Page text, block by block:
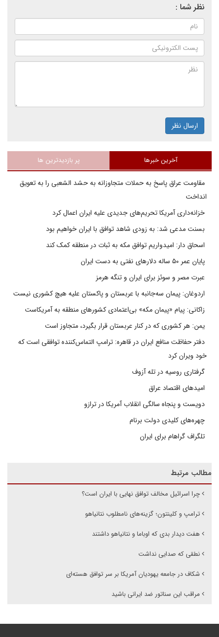
نظر شما :
ارسال نظر
آخرین خبرها پر بازدیدترین ها
مقاومت عراق پاسخ به حملات متجاوزانه به حشد الشعبی را به تعویق
انداخت
خزانه‌داری آمریکا تحریم‌های جدیدی علیه ایران اعمال کرد
بسنت مدعی شد: به زودی شاهد توافق با ایران خواهیم بود
اسحاق دار: امیدواریم توافق مکه به ثبات در منطقه کمک کند
پایان عمر ۵۰ ساله دلارهای نفتی به دست ایران
عبرت مصر و سوئز برای ایران و تنگه هرمز
اردوغان: پیمان سه‌جانبه با عربستان و پاکستان علیه هیچ کشوری نیست
زاکانی: پیام «پیمان مکه» بی‌اعتمادی کشورهای منطقه به آمریکاست
یمن: هر کشوری که در کنار عربستان قرار بگیرد، متجاوز است
دفتر حفاظت منافع ایران در قاهره: ترامپ التماس‌کننده توافقی است که
خود ویران کرد
گرفتاری روسیه در تله آزوف
امیدهای اقتصاد عراق
دویست و پنجاه سالگی انقلاب آمریکا در ترازو
چهره‌های کلیدی دولت برنام
تلگراف گراهام برای ایران
مطالب مرتبط
چرا اسرائیل مخالف توافق نهایی با ایران است؟
ترامپ و کلینتون؛ گزینه‌های نامطلوب نتانیاهو
هفت دیدار بدی که اوباما و نتانیاهو داشتند
نطقی که صدایی نداشت
شکاف در جامعه یهودیان آمریکا بر سر توافق هسته‌ای
مراقب این سناتور ضد ایرانی باشید